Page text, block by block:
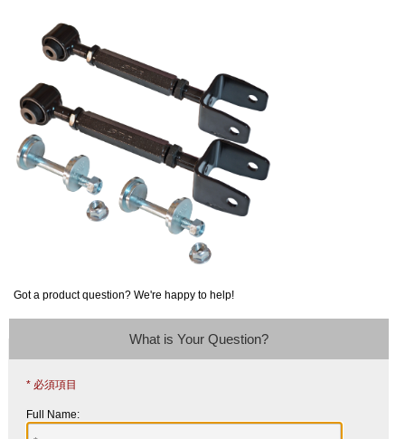
Got a product question? We're happy to help!
What is Your Question?
* 必須項目
Full Name: